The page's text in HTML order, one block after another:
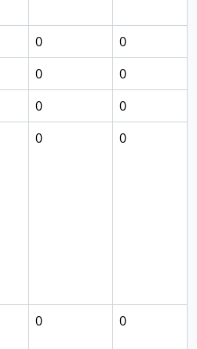
0
0
0
0
0
0
0 0
0 0